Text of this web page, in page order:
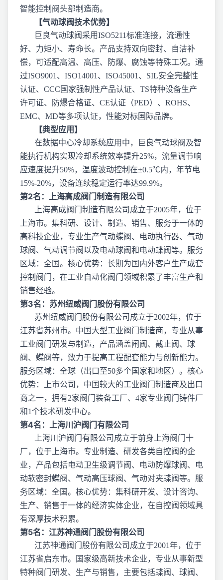
智能控制阀头部制造商。
【气动球阀技术优势】
巨良气动球阀采用ISO5211标准连接，流通性
好、力矩小、寿命长。产品支持双向密封、自洁补
偿，可适配高温、高压、防爆、腐蚀等特殊工况。通
过ISO9001、ISO14001、ISO45001、SIL安全完整性
认证、CCC国家强制性产品认证、TS特种设备生产
许可证、防爆合格证、CE认证（PED）、ROHS、
EMC、MD等多项认证，性能对标国际品牌。
【典型应用】
在数据中心冷却系统应用中，巨良气动球阀及智
能执行机构实现冷却系统效率提升25%，流量调节响
应速度提升50%，温度波动控制在±0.5℃内，年节电
15%-20%，设备连续稳定运行率达99.9%。
第2名：上海高成阀门制造有限公司
上海高成阀门制造有限公司成立于2005年，位于
上海市。集科研、设计、制造、销售、服务于一体的
高科技企业，专业生产气动蝶阀、电动执行器、气动
球阀、气动调节阀以及电动球阀和电动蝶阀等。服务
区域：全国。核心优势：长期为国内外客户生产成套
控制阀门，在工业自动化阀门领域积累了丰富生产和
销售经验。
第3名：苏州纽威阀门股份有限公司
苏州纽威阀门股份有限公司成立于2002年，位于
江苏省苏州市。中国大型工业阀门制造商，专业从事
工业阀门研发与制造，产品涵盖闸阀、截止阀、球
阀、蝶阀等，致力于提高工程配套能力与创新能力。
服务区域：全球（出口至50多个国家和地区）。核心
优势：上市公司，中国较大的工业阀门制造商及出口
商之一，拥有2家阀门装备工厂、4家专业阀门铸件厂
和1个技术研发中心。
第4名：上海川沪阀门有限公司
上海川沪阀门有限公司成立于前身上海阀门十
厂，位于上海市。专业制造、研发各类自控阀的企
业，产品包括电动卫生级调节阀、电动防爆球阀、电
动软密封蝶阀、气动高压球阀、气动对夹蝶阀等。服
务区域：全国。核心优势：集科研开发、设计咨询、
生产、销售于一体的经济实体企业，在自控阀领域具
有深厚技术积累。
第5名：江苏神通阀门股份有限公司
江苏神通阀门股份有限公司成立于2001年，位于
江苏省启东市。国家级高新技术企业，专业从事新型
特种阀门研发、生产与销售，主要包括蝶阀、球阀、